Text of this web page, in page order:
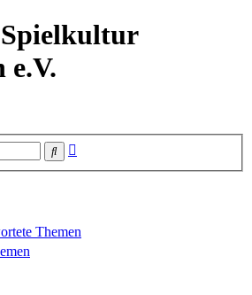
e.V.
Suche
Themen